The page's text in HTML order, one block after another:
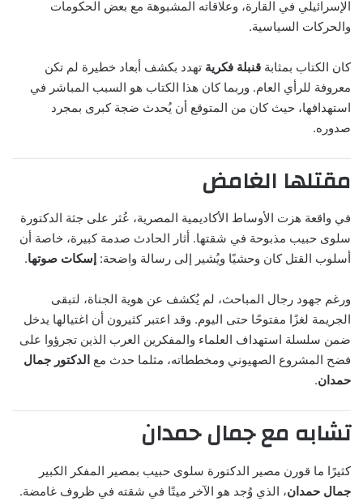
الإسرائيلي في القارة، وعلاقاته المشبوهة مع بعض الحكومات
والحركات السياسية.
كان الكتاب بمثابة قنبلة فكرية تهدد بكشف أبعاد خطيرة لم تكن
معروفة للرأي العام. وربما كان هذا الكتاب هو السبب المباشر في
استهدافها، حيث كان من المتوقع أن يُحدث ضجة كبرى بمجرد
صدوره.
مقتلها الغامض
في واقعة هزت الأوساط الأكاديمية المصرية، عُثر على جثة الدكتورة
سلوى حبيب مذبوحة في شقتها. أثار الحادث صدمة كبيرة، خاصة أن
أسلوب القتل كان وحشيًا ويُشير إلى رسالة واضحة: إسكات صوتها.
ورغم جهود رجال المباحث، لم يُكشف عن هوية الجناة، لتبقى
الجريمة لغزًا مفتوحًا حتى اليوم. وقد اعتبر كثيرون أن اغتيالها يدخل
ضمن سلسلة استهداف العلماء والمفكرين العرب الذين تجرؤوا على
فضح المشروع الصهيوني ومخططاته، مثلما حدث مع الدكتور جمال
حمدان.
تشابه مع جمال حمدان
كثيرًا ما قورن مصير الدكتورة سلوى حبيب بمصير المفكر الكبير
جمال حمدان، الذي وُجد هو الآخر ميتًا في شقته في ظروف غامضة.